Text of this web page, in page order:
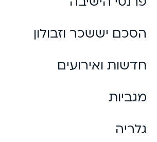
הסכם יששכר וזבולון
חדשות ואירועים
מגביות
גלריה